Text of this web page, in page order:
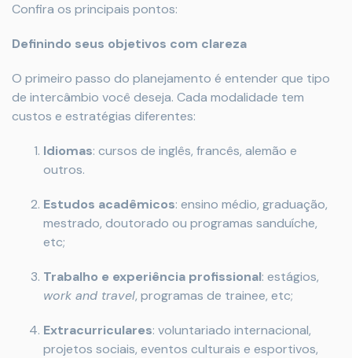
Confira os principais pontos:
Definindo seus objetivos com clareza
O primeiro passo do planejamento é entender que tipo
de intercâmbio você deseja. Cada modalidade tem
custos e estratégias diferentes:
Idiomas: cursos de inglês, francês, alemão e
outros.
Estudos acadêmicos: ensino médio, graduação,
mestrado, doutorado ou programas sanduíche,
etc;
Trabalho e experiência profissional: estágios,
work and travel, programas de trainee, etc;
Extracurriculares: voluntariado internacional,
projetos sociais, eventos culturais e esportivos,